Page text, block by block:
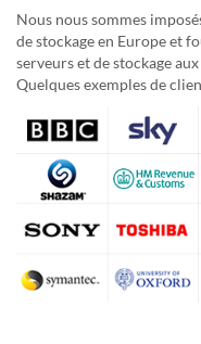
Nous nous sommes
de stockage en Europe et
serveurs et de stockage
Quelques exemples de